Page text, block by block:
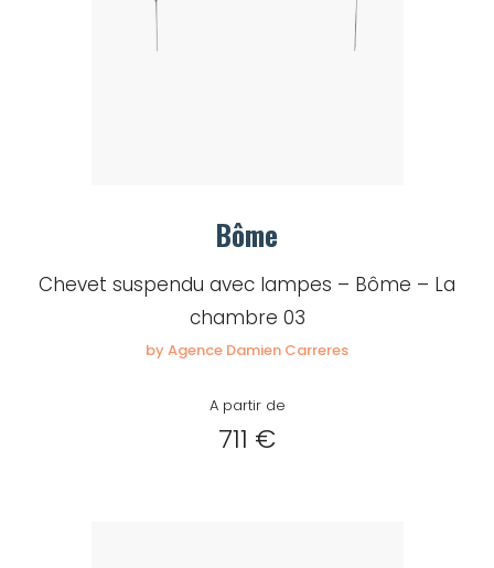
Bôme
Chevet suspendu avec lampes – Bôme – La
chambre 03
by Agence Damien Carreres
A partir de
711 €